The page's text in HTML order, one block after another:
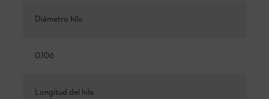
Diámetro hilo
0.106
Longitud del hilo